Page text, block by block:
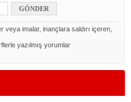
imalar, inançlara saldırı içeren,
yazılmış yorumlar